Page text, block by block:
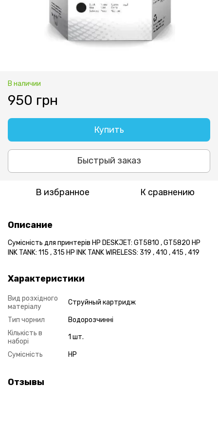
В наличии
950 грн
Купить
Быстрый заказ
В избранное К сравнению
Описание
Сумісність для принтерів HP DESKJET: GT5810 , GT5820 HP
INK TANK: 115 , 315 HP INK TANK WIRELESS: 319 , 410 , 415 , 419
Характеристики
Вид розхідного
матеріалу
Струйный картридж
Тип чорнил
Водорозчинні
Кількість в
наборі
1 шт.
Сумісність HP
Отзывы